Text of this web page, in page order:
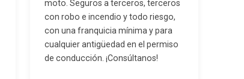
moto. Seguros a terceros, terceros
con robo e incendio y todo riesgo,
con una franquicia mínima y para
cualquier antigüedad en el permiso
de conducción. ¡Consúltanos!